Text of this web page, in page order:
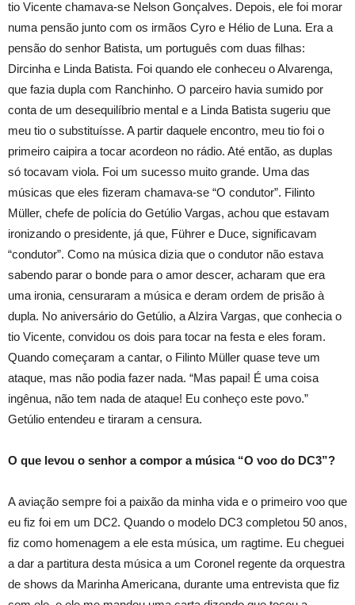
tio Vicente chamava-se Nelson Gonçalves. Depois, ele foi morar
numa pensão junto com os irmãos Cyro e Hélio de Luna. Era a
pensão do senhor Batista, um português com duas filhas:
Dircinha e Linda Batista. Foi quando ele conheceu o Alvarenga,
que fazia dupla com Ranchinho. O parceiro havia sumido por
conta de um desequilíbrio mental e a Linda Batista sugeriu que
meu tio o substituísse. A partir daquele encontro, meu tio foi o
primeiro caipira a tocar acordeon no rádio. Até então, as duplas
só tocavam viola. Foi um sucesso muito grande. Uma das
músicas que eles fizeram chamava-se “O condutor”. Filinto
Müller, chefe de polícia do Getúlio Vargas, achou que estavam
ironizando o presidente, já que, Führer e Duce, significavam
“condutor”. Como na música dizia que o condutor não estava
sabendo parar o bonde para o amor descer, acharam que era
uma ironia, censuraram a música e deram ordem de prisão à
dupla. No aniversário do Getúlio, a Alzira Vargas, que conhecia o
tio Vicente, convidou os dois para tocar na festa e eles foram.
Quando começaram a cantar, o Filinto Müller quase teve um
ataque, mas não podia fazer nada. “Mas papai! É uma coisa
ingênua, não tem nada de ataque! Eu conheço este povo.”
Getúlio entendeu e tiraram a censura.
O que levou o senhor a compor a música “O voo do DC3”?
A aviação sempre foi a paixão da minha vida e o primeiro voo que
eu fiz foi em um DC2. Quando o modelo DC3 completou 50 anos,
fiz como homenagem a ele esta música, um ragtime. Eu cheguei
a dar a partitura desta música a um Coronel regente da orquestra
de shows da Marinha Americana, durante uma entrevista que fiz